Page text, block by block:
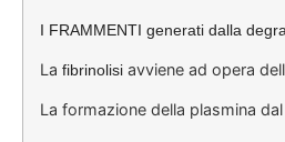
I FRAMMENTI generati dalla
La fibrinolisi avviene ad opera
La formazione della plasmina